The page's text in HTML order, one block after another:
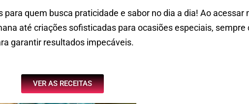
quem busca praticidade e sabor no dia a dia! Ao acessar
até criações sofisticadas para ocasiões especiais,
garantir resultados impecáveis.
VER AS RECEITAS